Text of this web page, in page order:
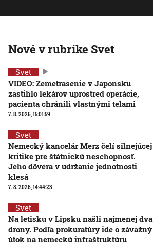
Nové v rubrike Svet
Svet
VIDEO: Zemetrasenie v Japonsku
zastihlo lekárov uprostred operácie,
pacienta chránili vlastnými telami
7. 8. 2026, 15:01:59
Svet
Nemecký kancelár Merz čelí silnejúcej
kritike pre štátnickú neschopnosť.
Jeho dôvera v udržanie jednotnosti
klesá
7. 8. 2026, 14:44:23
Svet
Na letisku v Lipsku našli najmenej dva
drony. Podľa prokuratúry ide o závažný
útok na nemeckú infraštruktúru